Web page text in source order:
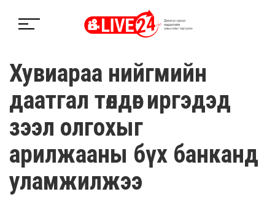
Хувиараа нийгмийн
даатгал төлдөг иргэдэд
зээл олгохыг
арилжааны бүх банканд
уламжилжээ